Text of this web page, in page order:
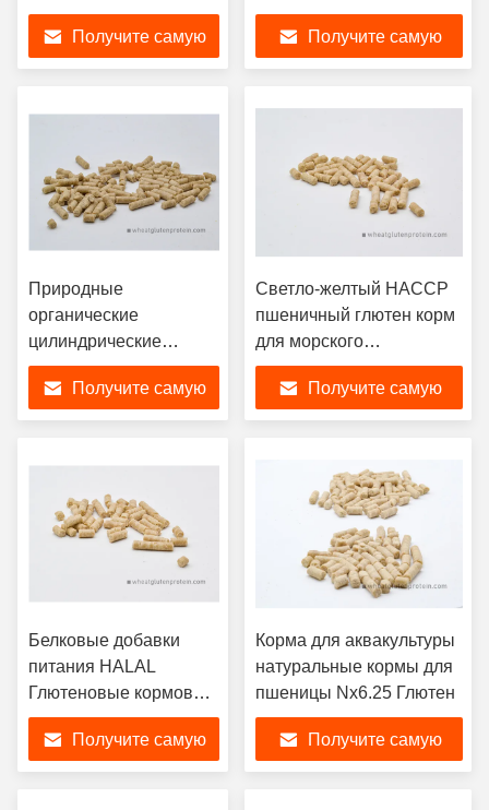
глютеновые кормовые
гранулы в качестве
улучшителей питания
Получите самую Получите самую
Природные
органические
цилиндрические
глютеновые кормовые
гранулы 8002-80-0
Получите самую
Светло-желтый HACCP
пшеничный глютен корм
для морского
аквакультуры
Получите самую
Белковые добавки
питания HALAL
Глютеновые кормовые
гранулы
Получите самую
Корма для аквакультуры
натуральные кормы для
пшеницы Nx6.25 Глютен
Получите самую